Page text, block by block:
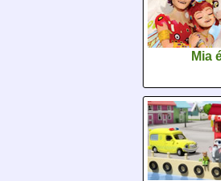
Mia